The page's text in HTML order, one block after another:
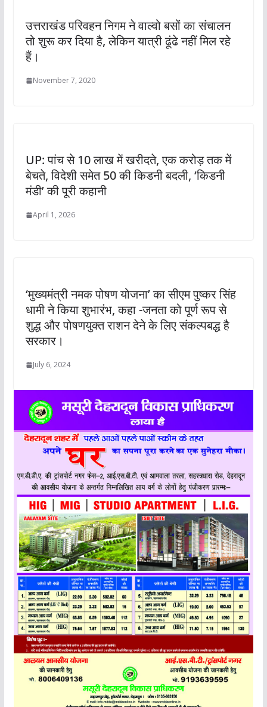
उत्तराखंड परिवहन निगम ने वाल्वो बसों का संचालन
तो शुरू कर दिया है, लेकिन यात्री ढूंढे नहीं मिल रहे
हैं।
November 7, 2020
UP: पांच से 10 लाख में खरीदते, एक करोड़ तक में
बेचते, विदेशी समेत 50 की किडनी बदली, ‘किडनी
मंडी’ की पूरी कहानी
April 1, 2026
‘मुख्यमंत्री नमक पोषण योजना’ का सीएम पुष्कर सिंह
धामी ने किया शुभारंभ, कहा -जनता को पूर्ण रूप से
शुद्ध और पोषणयुक्त राशन देने के लिए संकल्पबद्ध है
सरकार।
July 6, 2024